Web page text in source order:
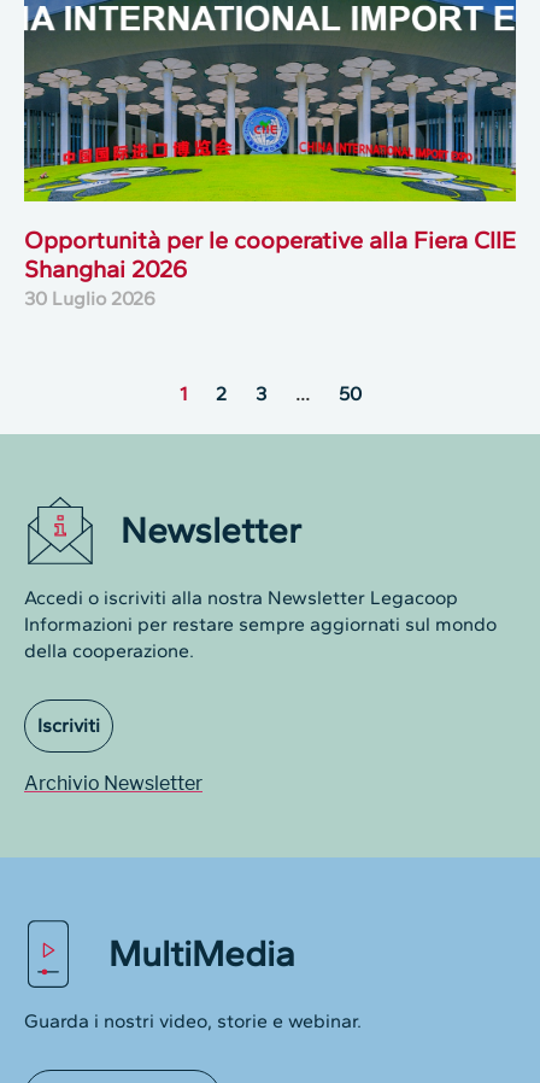
Opportunità per le cooperative alla Fiera CIIE
Shanghai 2026
30 Luglio 2026
1 2 3 … 50
Newsletter
Accedi o iscriviti alla nostra Newsletter Legacoop
Informazioni per restare sempre aggiornati sul mondo
della cooperazione.
Iscriviti
Archivio Newsletter
MultiMedia
Guarda i nostri video, storie e webinar.